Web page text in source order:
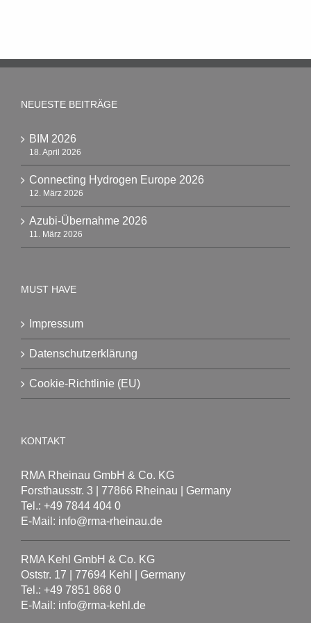
NEUESTE BEITRÄGE
BIM 2026
18. April 2026
Connecting Hydrogen Europe 2026
12. März 2026
Azubi-Übernahme 2026
11. März 2026
MUST HAVE
Impressum
Datenschutzerklärung
Cookie-Richtlinie (EU)
KONTAKT
RMA Rheinau GmbH & Co. KG
Forsthausstr. 3 | 77866 Rheinau | Germany
Tel.: +49 7844 404 0
E-Mail: info@rma-rheinau.de
RMA Kehl GmbH & Co. KG
Oststr. 17 | 77694 Kehl | Germany
Tel.: +49 7851 868 0
E-Mail: info@rma-kehl.de